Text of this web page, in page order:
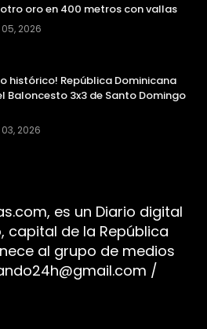
otro oro en 400 metros con vallas
2026
histórico! República Dominicana
Baloncesto 3x3 de Santo Domingo
2026
es un Diario digital
capital de la República
al grupo de medios
/